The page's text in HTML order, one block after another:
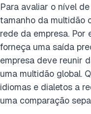
Para avaliar o nível
tamanho da multidão
rede da empresa. Por
forneça uma saída
empresa deve reunir
uma multidão global.
idiomas e dialetos a
uma comparação